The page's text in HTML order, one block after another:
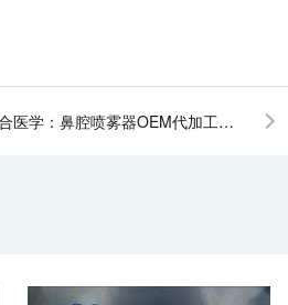
武汉耦合医学：鼻腔喷雾器OEM代加工，助力品牌抢占蓝海市场